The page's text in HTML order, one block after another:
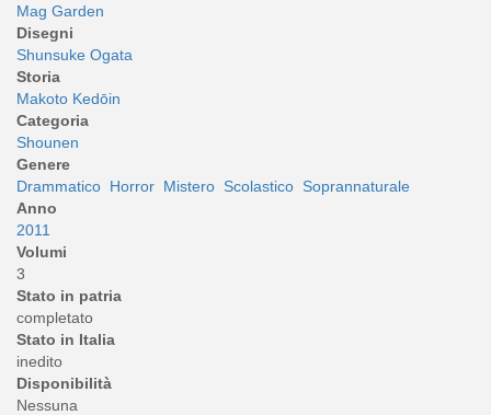
Mag Garden
Disegni
Shunsuke Ogata
Storia
Makoto Kedōin
Categoria
Shounen
Genere
Drammatico Horror Mistero Scolastico Soprannaturale
Anno
2011
Volumi
3
Stato in patria
completato
Stato in Italia
inedito
Disponibilità
Nessuna